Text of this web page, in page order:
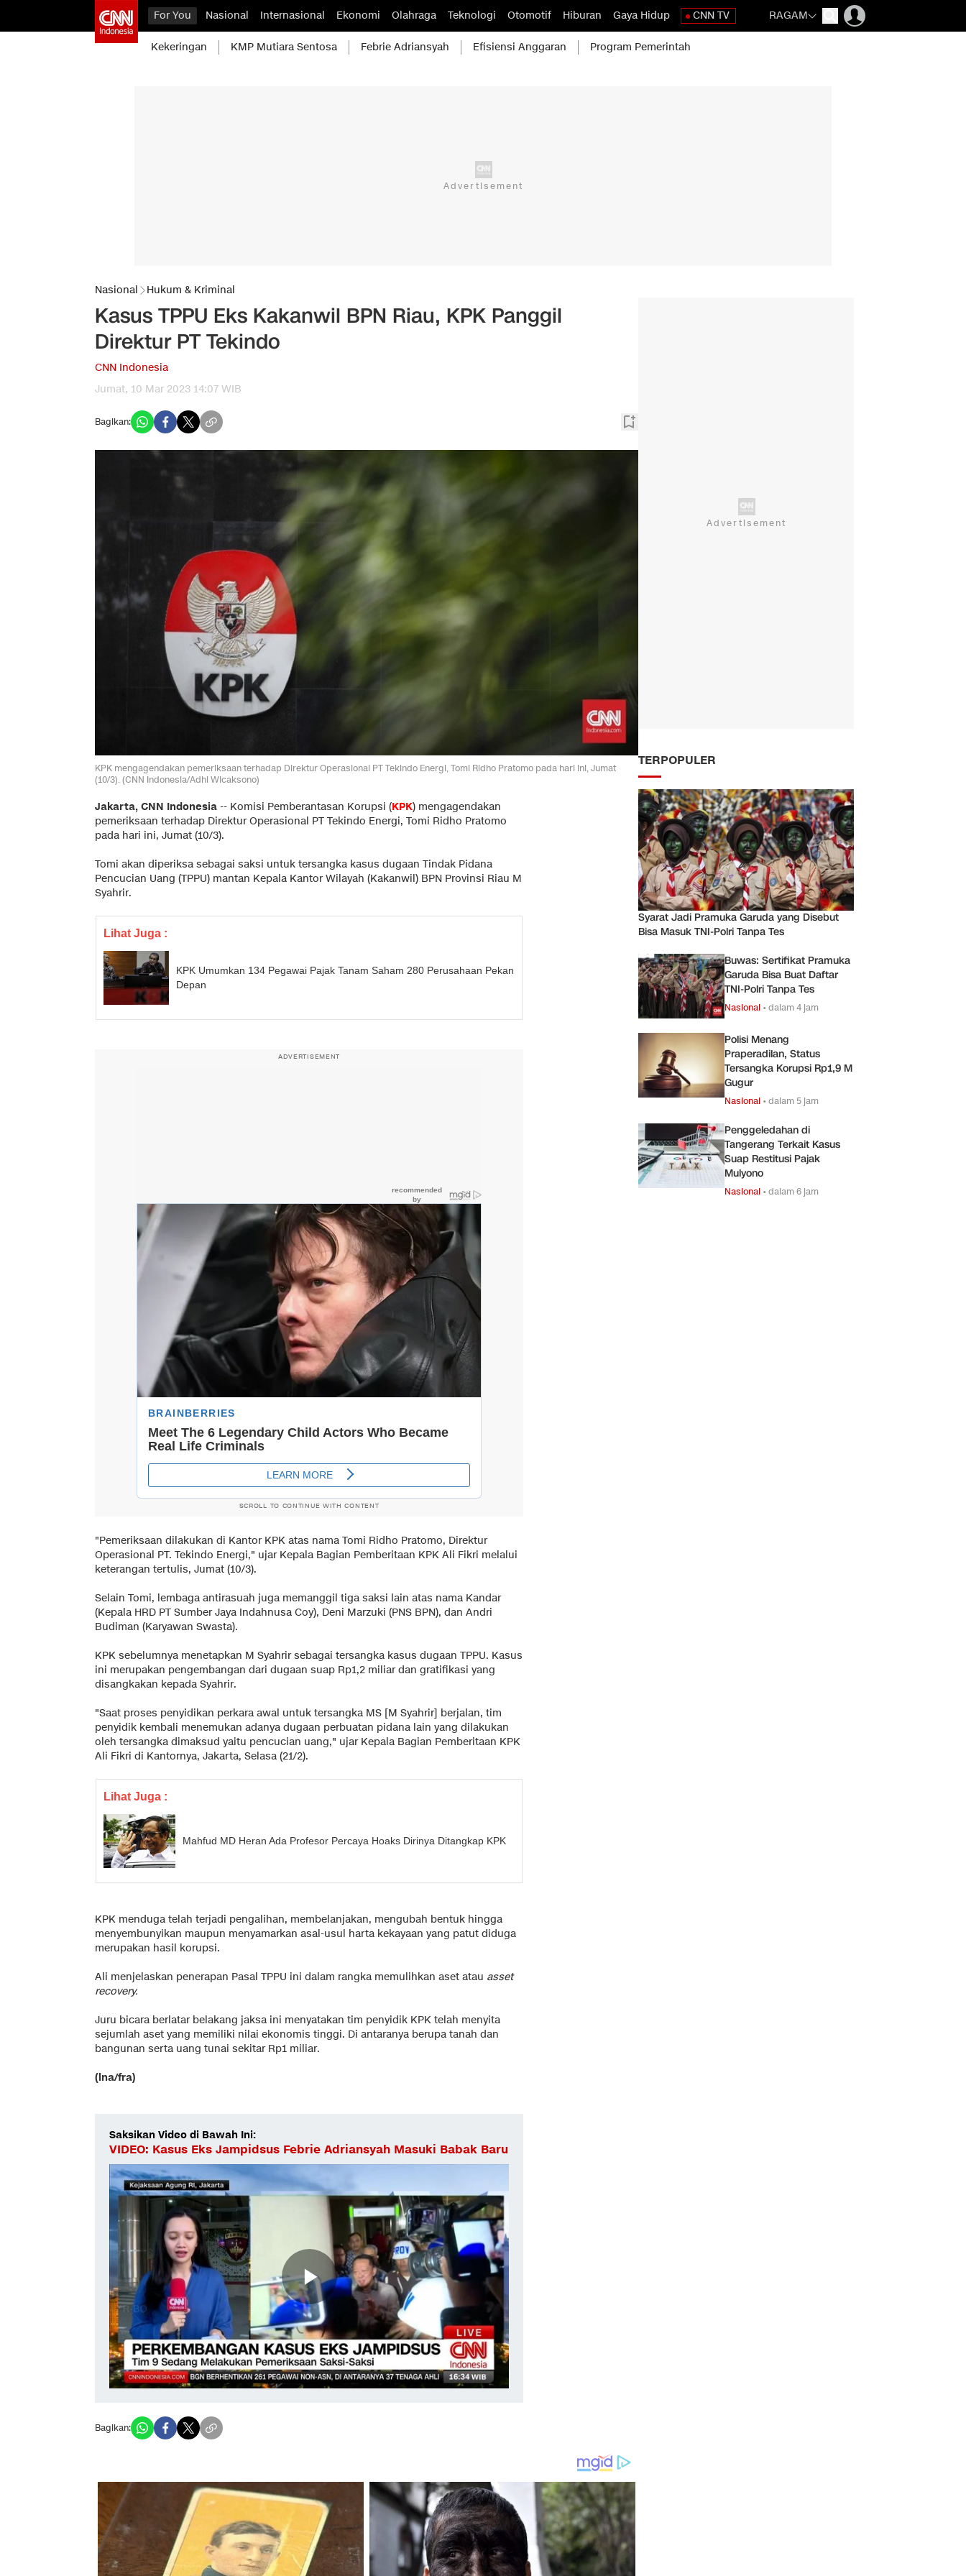
For You Nasional Internasional Ekonomi Olahraga Teknologi Otomotif Hiburan Gaya Hidup CNN TV RAGAM
Kekeringan KMP Mutiara Sentosa Febrie Adriansyah Efisiensi Anggaran Program Pemerintah
Nasional Hukum & Kriminal
Kasus TPPU Eks Kakanwil BPN Riau, KPK Panggil
Direktur PT Tekindo
CNN Indonesia
Jumat, 10 Mar 2023 14:07 WIB
Bagikan:
KPK mengagendakan pemeriksaan terhadap Direktur Operasional PT Tekindo Energi, Tomi Ridho Pratomo pada hari ini, Jumat
(10/3). (CNN Indonesia/Adhi Wicaksono)
Jakarta, CNN Indonesia -- Komisi Pemberantasan Korupsi (KPK) mengagendakan
pemeriksaan terhadap Direktur Operasional PT Tekindo Energi, Tomi Ridho Pratomo
pada hari ini, Jumat (10/3).
Tomi akan diperiksa sebagai saksi untuk tersangka kasus dugaan Tindak Pidana
Pencucian Uang (TPPU) mantan Kepala Kantor Wilayah (Kakanwil) BPN Provinsi Riau M
Syahrir.
Lihat Juga :
KPK Umumkan 134 Pegawai Pajak Tanam Saham 280 Perusahaan Pekan
Depan
ADVERTISEMENT
SCROLL TO CONTINUE WITH CONTENT
"Pemeriksaan dilakukan di Kantor KPK atas nama Tomi Ridho Pratomo, Direktur
Operasional PT. Tekindo Energi," ujar Kepala Bagian Pemberitaan KPK Ali Fikri melalui
keterangan tertulis, Jumat (10/3).
Selain Tomi, lembaga antirasuah juga memanggil tiga saksi lain atas nama Kandar
(Kepala HRD PT Sumber Jaya Indahnusa Coy), Deni Marzuki (PNS BPN), dan Andri
Budiman (Karyawan Swasta).
KPK sebelumnya menetapkan M Syahrir sebagai tersangka kasus dugaan TPPU. Kasus
ini merupakan pengembangan dari dugaan suap Rp1,2 miliar dan gratifikasi yang
disangkakan kepada Syahrir.
"Saat proses penyidikan perkara awal untuk tersangka MS [M Syahrir] berjalan, tim
penyidik kembali menemukan adanya dugaan perbuatan pidana lain yang dilakukan
oleh tersangka dimaksud yaitu pencucian uang," ujar Kepala Bagian Pemberitaan KPK
Ali Fikri di Kantornya, Jakarta, Selasa (21/2).
Lihat Juga :
Mahfud MD Heran Ada Profesor Percaya Hoaks Dirinya Ditangkap KPK
KPK menduga telah terjadi pengalihan, membelanjakan, mengubah bentuk hingga
menyembunyikan maupun menyamarkan asal-usul harta kekayaan yang patut diduga
merupakan hasil korupsi.
Ali menjelaskan penerapan Pasal TPPU ini dalam rangka memulihkan aset atau asset
recovery.
Juru bicara berlatar belakang jaksa ini menyatakan tim penyidik KPK telah menyita
sejumlah aset yang memiliki nilai ekonomis tinggi. Di antaranya berupa tanah dan
bangunan serta uang tunai sekitar Rp1 miliar.
(lna/fra)
Saksikan Video di Bawah Ini:
VIDEO: Kasus Eks Jampidsus Febrie Adriansyah Masuki Babak Baru
Bagikan:
TERPOPULER
Syarat Jadi Pramuka Garuda yang Disebut
Bisa Masuk TNI-Polri Tanpa Tes
Buwas: Sertifikat Pramuka
Garuda Bisa Buat Daftar
TNI-Polri Tanpa Tes
Nasional •dalam 4 jam
Polisi Menang
Praperadilan, Status
Tersangka Korupsi Rp1,9 M
Gugur
Nasional •dalam 5 jam
Penggeledahan di
Tangerang Terkait Kasus
Suap Restitusi Pajak
Mulyono
Nasional •dalam 6 jam